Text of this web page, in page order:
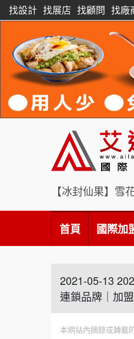
找設計 找展店 找顧問 找廠
首頁 國際加
2021-05-13
連鎖品牌｜加
本網站內摘錄或轉載